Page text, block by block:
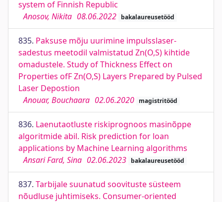
system of Finnish Republic
Anosov, Nikita 08.06.2022 bakalaureusetööd
835. Paksuse mõju uurimine impulsslaser-
sadestus meetodil valmistatud Zn(O,S) kihtide
omadustele. Study of Thickness Effect on
Properties ofF Zn(O,S) Layers Prepared by Pulsed
Laser Depostion
Anouar, Bouchaara 02.06.2020 magistritööd
836. Laenutaotluste riskiprognoos masinõppe
algoritmide abil. Risk prediction for loan
applications by Machine Learning algorithms
Ansari Fard, Sina 02.06.2023 bakalaureusetööd
837. Tarbijale suunatud soovituste süsteem
nõudluse juhtimiseks. Consumer-oriented